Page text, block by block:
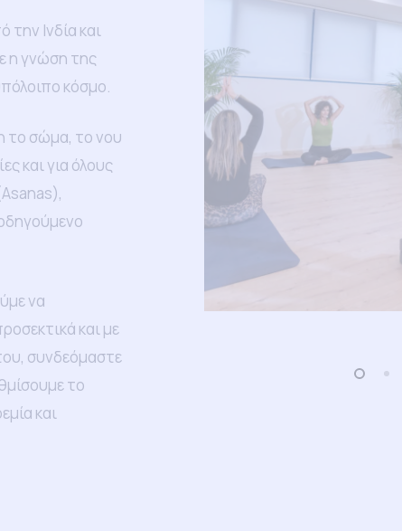
Ινδία και
η γνώση της
κόσμο.
το σώμα, το νου
και για όλους
να
και με
συνδεόμαστε
το
και